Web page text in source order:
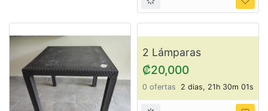
Lote de 10 almohadas
ItemCM29
₡20,000
0 ofertas 2 dias, 22h 00m 01s
Estantes de plástico
ItemCM27
₡5,000
0 ofertas 2 dias, 21h 50m 01s